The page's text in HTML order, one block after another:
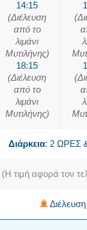
14:15
(Διέλευση
από το
λιμάνι
Μυτιλήνης)
18:15
(Διέλευση
από το
λιμάνι
Μυτιλήνης)
Διάρκεια: 2 ΩΡΕΣ
(Η τιμή αφορά τον
Διέλευση